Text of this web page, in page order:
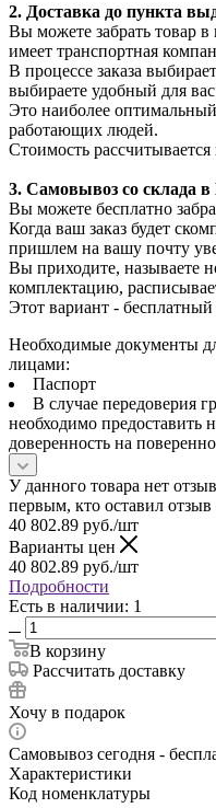
2. Доставка до пункта
Вы можете забрать товар в
имеет транспортная
В процессе заказа
выбираете удобный для
Это наиболее
работающих людей.
Стоимость
3. Самовывоз со склада
Вы можете бесплатно
Когда ваш заказ будет
пришлем на вашу почту
Вы приходите, называете
комплектацию,
Этот вариант - бесплатный
Необходимые документы
лицами:
Паспорт
В случае передоверия
необходимо предоставить
доверенность на
У данного товара нет
первым, кто оставил отзыв
40 802.89 руб./шт
Варианты цен
40 802.89 руб./шт
Подробности
Есть в наличии: 1
В корзину
Рассчитать доставку
Хочу в подарок
Самовывоз сегодня -
Характеристики
Код номенклатуры